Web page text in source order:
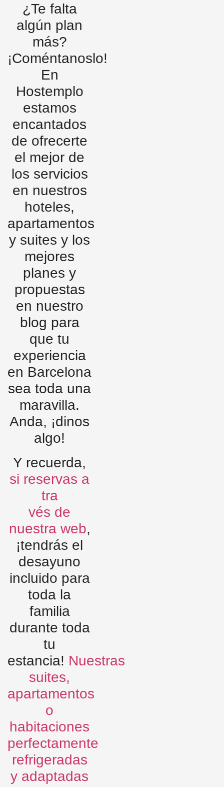
¿Te falta
algún plan
más?
¡Coméntanoslo!
En
Hostemplo
estamos
encantados
de ofrecerte
el mejor de
los servicios
en nuestros
hoteles,
apartamentos
y suites y los
mejores
planes y
propuestas
en nuestro
blog para
que tu
experiencia
en Barcelona
sea toda una
maravilla.
Anda, ¡dinos
algo!
Y recuerda,
si reservas a
tra
vés de
nuestra web,
¡tendrás el
desayuno
incluido para
toda la
familia
durante toda
tu
estancia! Nuestras
suites,
apartamentos
o
habitaciones
perfectamente
refrigeradas
y adaptadas